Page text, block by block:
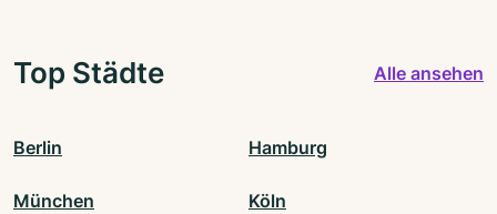
Top Städte Alle ansehen
Berlin Hamburg
München Köln